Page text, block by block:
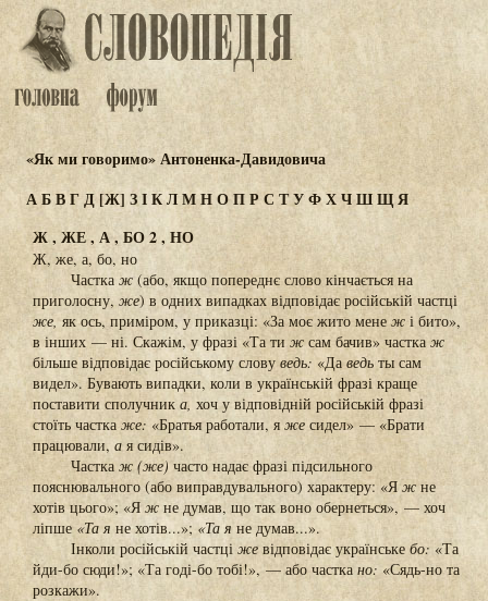
«Як ми говоримо» Антоненка-Давидовича
АБВГД[Ж] ЗІКЛМНОПР С ТУФХЧШЩЯ
Ж , ЖЕ , А , БО 2 , НО
Ж, же, а, бо, но
Частка ж (або, якщо попереднє слово кінчається на
приголосну, же) в одних випадках відповідає російській частці
же,як ось, приміром, у приказці: «За моє жито менеж і бито»,
в інших — ні. Скажім, у фразі «Та ти жсам бачив» часткаж
більше відповідає російському словуведь: «Да ведь ты сам
видел». Бувають випадки, коли в українській фразі краще
поставити сполучник а, хоч у відповідній російській фразі
стоїть частка же: «Братья работали, яже сидел» — «Брати
працювали, а я сидів».
Частка ж (же) часто надає фразі підсильного
пояснювального (або виправдувального) характеру: «Яж не
хотів цього»; «Яж не думав, що так воно обернеться», — хоч
ліпше «Та я не хотів...»; «Та я не думав...».
Інколи російській частці жевідповідає українське бо: «Та
йди-бо сюди!»; «Та годі-бо тобі!», — або частка но: «Сядь-но та
розкажи».